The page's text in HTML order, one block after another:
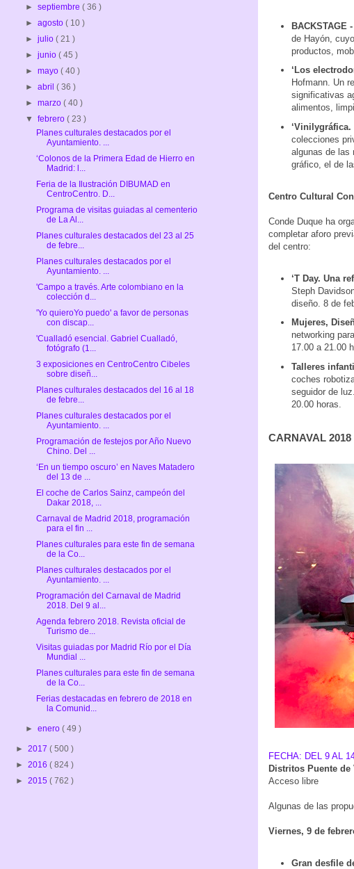
BACKSTAGE
de Hayón,
productos,
‘Los
Hofmann. Un
significativas
alimentos,
colecciones
algunas de las
gráfico, el de
Centro Cultural
Conde Duque ha
completar aforo
del centro:
‘T Day. Una
Steph
diseño. 8 de
Mujeres,
networking
17.00 a 21.00
Talleres
coches
seguidor de
20.00 horas.
CARNAVAL 2018
FECHA: DEL 9 AL
Distritos Puente de
Acceso libre
Algunas de las
Viernes, 9 de
Gran desfile
►septiembre( 36 )
►agosto( 10 )
►julio( 21 )
►junio( 45 )
►mayo( 40 )
►abril( 36 )
►marzo( 40 )
▼febrero( 23 )
Planes culturales destacados por el
Ayuntamiento. ...
‘Colonos de la Primera Edad de Hierro en
Madrid: l...
Feria de la Ilustración DIBUMAD en
CentroCentro. D...
Programa de visitas guiadas al cementerio
de La Al...
Planes culturales destacados del 23 al 25
de febre...
Planes culturales destacados por el
Ayuntamiento. ...
'Campo a través. Arte colombiano en la
colección d...
'Yo quieroYo puedo' a favor de personas
con discap...
'Cualladó esencial. Gabriel Cualladó,
fotógrafo (1...
3 exposiciones en CentroCentro Cibeles
sobre diseñ...
Planes culturales destacados del 16 al 18
de febre...
Planes culturales destacados por el
Ayuntamiento. ...
Programación de festejos por Año Nuevo
Chino. Del ...
‘En un tiempo oscuro’ en Naves Matadero
del 13 de ...
El coche de Carlos Sainz, campeón del
Dakar 2018, ...
Carnaval de Madrid 2018, programación
para el fin ...
Planes culturales para este fin de semana
de la Co...
Planes culturales destacados por el
Ayuntamiento. ...
Programación del Carnaval de Madrid
2018. Del 9 al...
Agenda febrero 2018. Revista oficial de
Turismo de...
Visitas guiadas por Madrid Río por el Día
Mundial ...
Planes culturales para este fin de semana
de la Co...
Ferias destacadas en febrero de 2018 en
la Comunid...
►enero( 49 )
► 2017 ( 500 )
► 2016 ( 824 )
► 2015 ( 762 )